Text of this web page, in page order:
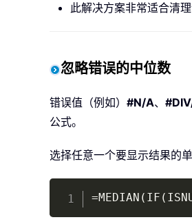
此解决方案非常适合清
忽略错误的中位数
错误值（例如） #N/A、
公式。
选择任意一个要显示结果的